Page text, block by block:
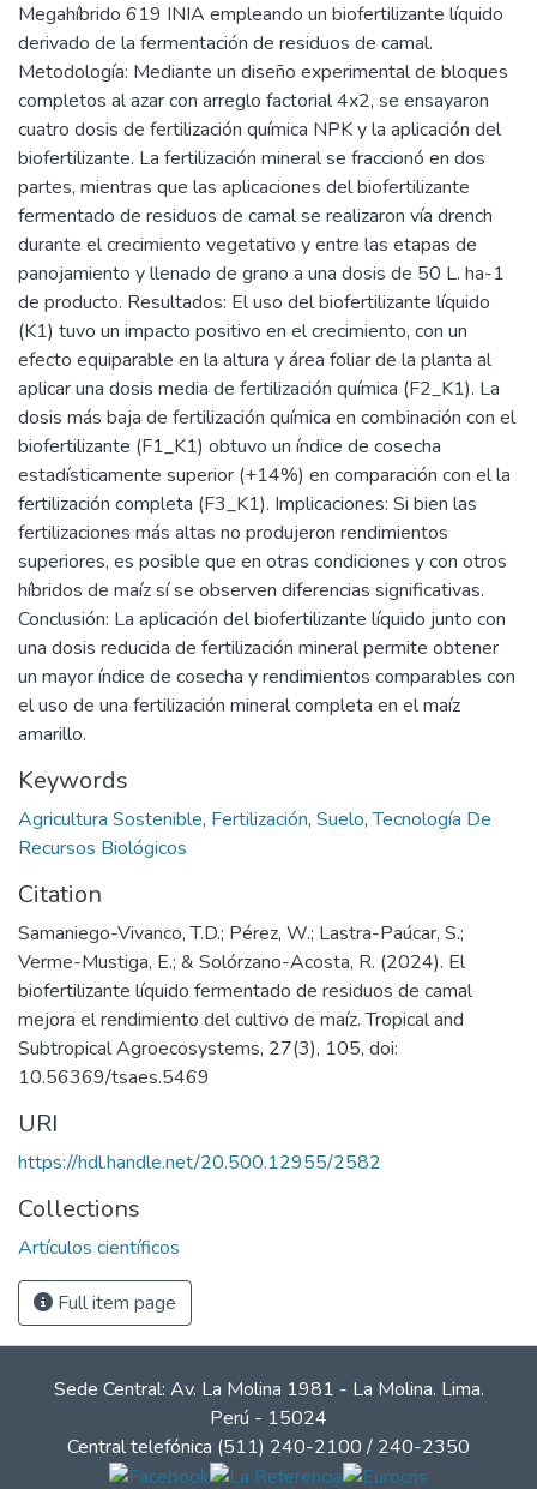
Megahíbrido 619 INIA empleando un biofertilizante líquido
derivado de la fermentación de residuos de camal.
Metodología: Mediante un diseño experimental de bloques
completos al azar con arreglo factorial 4x2, se ensayaron
cuatro dosis de fertilización química NPK y la aplicación del
biofertilizante. La fertilización mineral se fraccionó en dos
partes, mientras que las aplicaciones del biofertilizante
fermentado de residuos de camal se realizaron vía drench
durante el crecimiento vegetativo y entre las etapas de
panojamiento y llenado de grano a una dosis de 50 L. ha-1
de producto. Resultados: El uso del biofertilizante líquido
(K1) tuvo un impacto positivo en el crecimiento, con un
efecto equiparable en la altura y área foliar de la planta al
aplicar una dosis media de fertilización química (F2_K1). La
dosis más baja de fertilización química en combinación con el
biofertilizante (F1_K1) obtuvo un índice de cosecha
estadísticamente superior (+14%) en comparación con el la
fertilización completa (F3_K1). Implicaciones: Si bien las
fertilizaciones más altas no produjeron rendimientos
superiores, es posible que en otras condiciones y con otros
híbridos de maíz sí se observen diferencias significativas.
Conclusión: La aplicación del biofertilizante líquido junto con
una dosis reducida de fertilización mineral permite obtener
un mayor índice de cosecha y rendimientos comparables con
el uso de una fertilización mineral completa en el maíz
amarillo.
Keywords
Agricultura Sostenible, Fertilización, Suelo,Tecnología De
Recursos Biológicos
Citation
Samaniego-Vivanco, T.D.; Pérez, W.; Lastra-Paúcar, S.;
Verme-Mustiga, E.; & Solórzano-Acosta, R. (2024). El
biofertilizante líquido fermentado de residuos de camal
mejora el rendimiento del cultivo de maíz. Tropical and
Subtropical Agroecosystems, 27(3), 105, doi:
10.56369/tsaes.5469
URI
https://hdl.handle.net/20.500.12955/2582
Collections
Artículos científicos
Full item page
Sede Central: Av. La Molina 1981 - La Molina. Lima.
Perú - 15024
Central telefónica (511) 240-2100 / 240-2350